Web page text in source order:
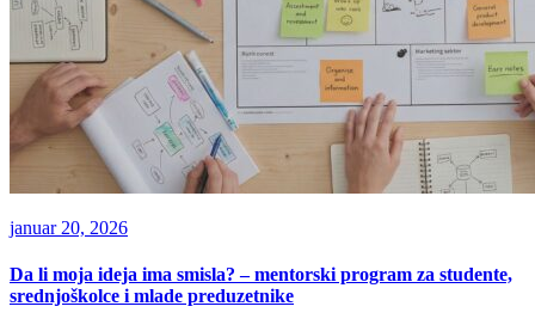
januar 20, 2026
Da li moja ideja ima smisla? – mentorski program za studente,
srednjoškolce i mlade preduzetnike